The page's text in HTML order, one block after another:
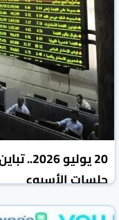
20
جلسات الأسبوع
جريدة الشروق المصرية